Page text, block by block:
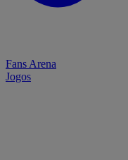
Fans Arena
Jogos